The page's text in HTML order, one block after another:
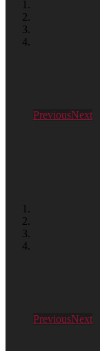
PreviousNext
PreviousNext